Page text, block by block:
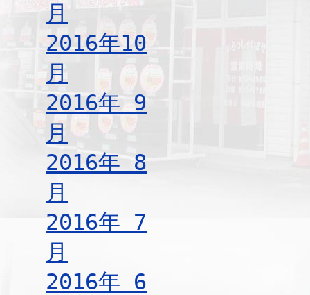
月
2016年10
月
2016年 9
月
2016年 8
月
2016年 7
月
2016年 6